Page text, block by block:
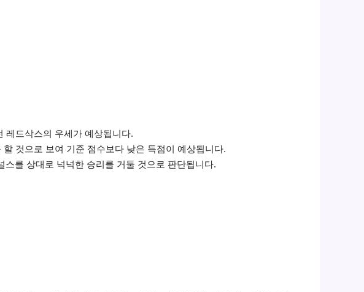
레드삭스의 우세가 예상됩니다.
것으로 보여 기준 점수보다 낮은 득점이 예상됩니다.
를 상대로 넉넉한 승리를 거둘 것으로 판단됩니다.